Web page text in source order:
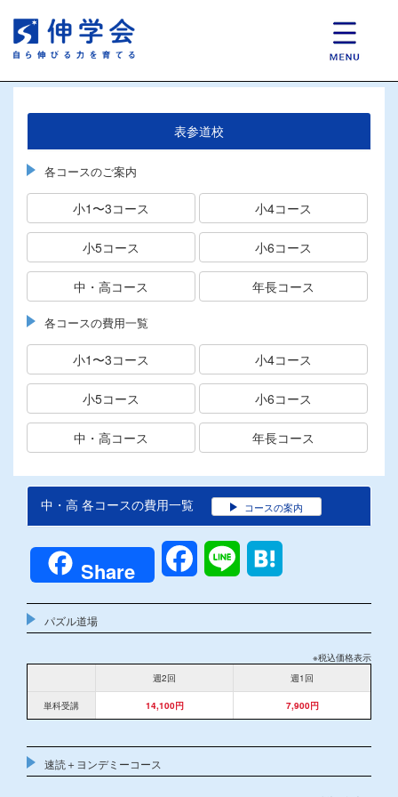
表参道校
各コースのご案内
小1〜3コース 小4コース
小5コース 小6コース
中・高コース 年長コース
各コースの費用一覧
小1〜3コース 小4コース
小5コース 小6コース
中・高コース 年長コース
中・高 各コースの費用一覧 コースの案内
Share FacebookLine
パズル道場
※税込価格表示
週2回
週1回
単科受講 14,100円 7,900円
速読＋ヨンデミーコース